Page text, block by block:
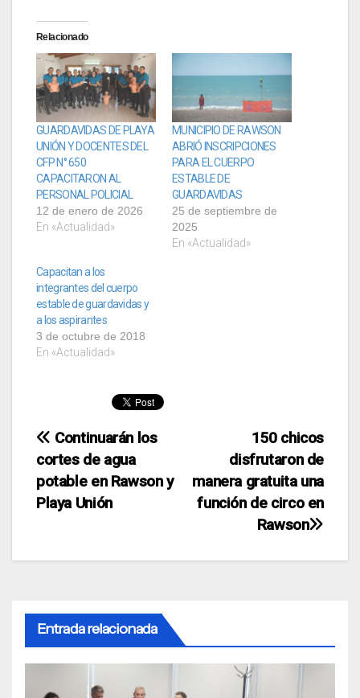
Relacionado
GUARDAVIDAS DE PLAYA
UNIÓN Y DOCENTES DEL
CFP N° 650
CAPACITARON AL
PERSONAL POLICIAL
12 de enero de 2026
En «Actualidad»
MUNICIPIO DE RAWSON
ABRIÓ INSCRIPCIONES
PARA EL CUERPO
ESTABLE DE
GUARDAVIDAS
25 de septiembre de
2025
En «Actualidad»
Capacitan a los
integrantes del cuerpo
estable de guardavidas y
a los aspirantes
3 de octubre de 2018
En «Actualidad»
Navegación
de
entradas
150 chicos
disfrutaron de
manera gratuita una
función de circo en
Rawson
Continuarán los
cortes de agua
potable en Rawson y
Playa Unión
Entrada relacionada